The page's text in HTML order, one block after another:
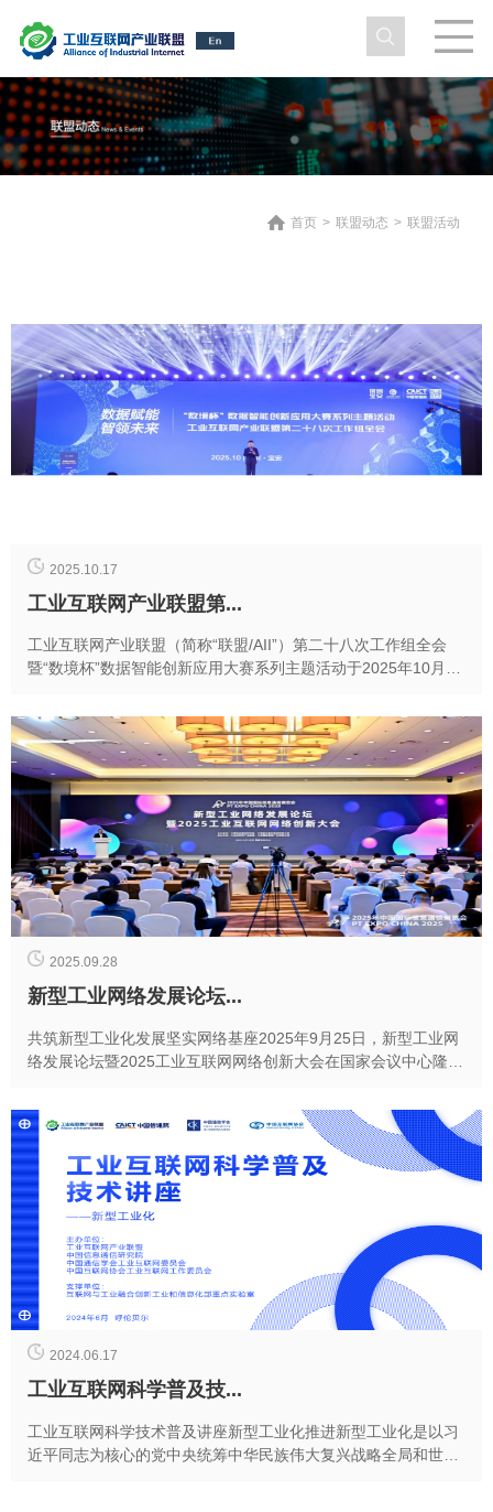
首页 > 联盟动态 > 联盟活动
2025.10.17
工业互联网产业联盟第...
工业互联网产业联盟（简称“联盟/AII”）第二十八次工作组全会
暨“数境杯”数据智能创新应用大赛系列主题活动于2025年10月16
2025.09.28
新型工业网络发展论坛...
共筑新型工业化发展坚实网络基座2025年9月25日，新型工业网
络发展论坛暨2025工业互联网网络创新大会在国家会议中心隆重
2024.06.17
工业互联网科学普及技...
工业互联网科学技术普及讲座新型工业化推进新型工业化是以习
近平同志为核心的党中央统筹中华民族伟大复兴战略全局和世界